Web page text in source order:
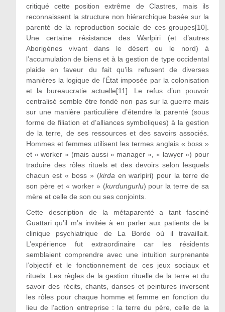
critiqué cette position extrême de Clastres, mais ils
reconnaissent la structure non hiérarchique basée sur la
parenté de la reproduction sociale de ces groupes[10].
Une certaine résistance des Warlpiri (et d’autres
Aborigènes vivant dans le désert ou le nord) à
l’accumulation de biens et à la gestion de type occidental
plaide en faveur du fait qu’ils refusent de diverses
manières la logique de l’État imposée par la colonisation
et la bureaucratie actuelle[11]. Le refus d’un pouvoir
centralisé semble être fondé non pas sur la guerre mais
sur une manière particulière d’étendre la parenté (sous
forme de filiation et d’alliances symboliques) à la gestion
de la terre, de ses ressources et des savoirs associés.
Hommes et femmes utilisent les termes anglais « boss »
et « worker » (mais aussi « manager », « lawyer ») pour
traduire des rôles rituels et des devoirs selon lesquels
chacun est « boss » (kirda en warlpiri) pour la terre de
son père et « worker » (kurdungurlu) pour la terre de sa
mère et celle de son ou ses conjoints.
Cette description de la métaparenté a tant fasciné
Guattari qu’il m’a invitée à en parler aux patients de la
clinique psychiatrique de La Borde où il travaillait.
L’expérience fut extraordinaire car les résidents
semblaient comprendre avec une intuition surprenante
l’objectif et le fonctionnement de ces jeux sociaux et
rituels. Les règles de la gestion rituelle de la terre et du
savoir des récits, chants, danses et peintures inversent
les rôles pour chaque homme et femme en fonction du
lieu de l’action entreprise : la terre du père, celle de la